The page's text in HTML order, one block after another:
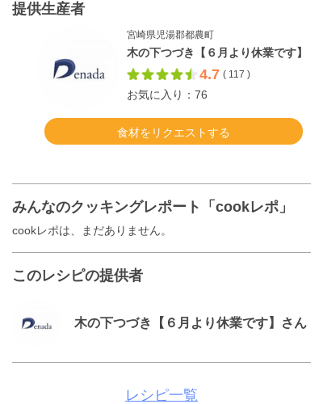
提供生産者
宮崎県児湯郡都農町
木の下つづき【６月より休業です】
4.7 ( 117 )
お気に入り：76
食材をリクエストする
みんなのクッキングレポート「cookレポ」
cookレポは、まだありません。
このレシピの提供者
木の下つづき【６月より休業です】さん
レシピ一覧